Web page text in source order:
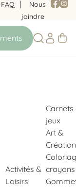
FAQ
Nous
joindre
Activités &
Loisirs
Carnets
jeux
Art &
Création
crayons